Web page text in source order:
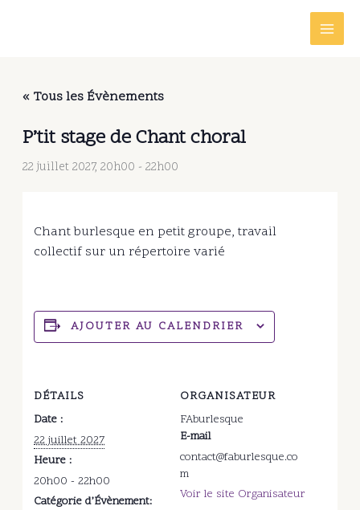
« Tous les Évènements
P’tit stage de Chant choral
22 juillet 2027, 20h00 - 22h00
Chant burlesque en petit groupe, travail
collectif sur un répertoire varié
AJOUTER AU CALENDRIER
DÉTAILS
Date :
22 juillet 2027
Heure :
20h00 - 22h00
Catégorie d’Évènement:
ORGANISATEUR
FAburlesque
E-mail
contact@faburlesque.co
m
Voir le site Organisateur